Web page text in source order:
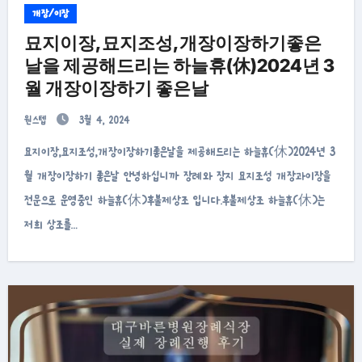
개장/이장
묘지이장,묘지조성,개장이장하기좋은
날을 제공해드리는 하늘휴(休)2024년 3
월 개장이장하기 좋은날
원스텝 3월 4, 2024
묘지이장,묘지조성,개장이장하기좋은날을 제공해드리는 하늘휴(休)2024년 3
월 개장이장하기 좋은날 안녕하십니까 장례와 장지 묘지조성 개장과이장을
전문으로 운영중인 하늘휴(休)후불제상조 입니다.후불제상조 하늘휴(休)는
저희 상조를…